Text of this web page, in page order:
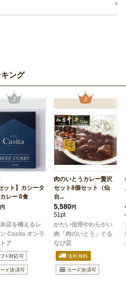
ング
ット】カシータ
レー 6食
円
店を構えるレ
Casita オンラ
ア
肉のいとうカレー贅沢
セット8個セット（仙
台...
5,580円
51pt
かたい信用やわらかい
肉「肉のいとう」ぐる
なび店